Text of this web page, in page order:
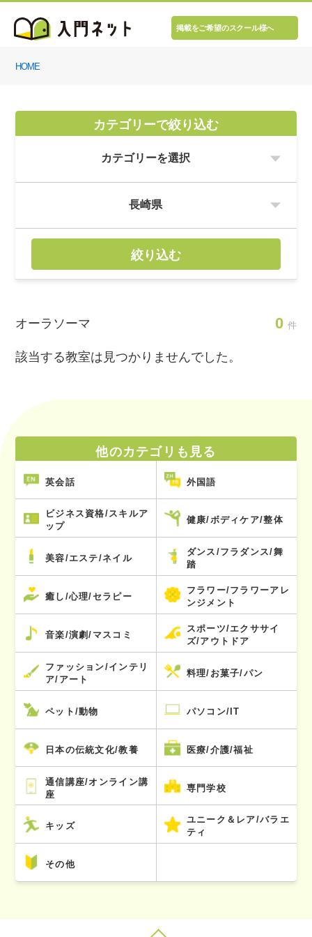
掲載をご希望のスクール様へ
HOME
カテゴリーで絞り込む
絞り込む
オーラソーマ 0 件
該当する教室は見つかりませんでした。
他のカテゴリも見る
英会話 外国語
ビジネス資格/スキルア
ップ
健康/ボディケア/整体
美容/エステ/ネイル
ダンス/フラダンス/舞
踏
癒し/心理/セラピー
フラワー/フラワーアレ
ンジメント
音楽/演劇/マスコミ
スポーツ/エクササイ
ズ/アウトドア
ファッション/インテリ
ア/アート
料理/お菓子/パン
ペット/動物 パソコン/IT
日本の伝統文化/教養 医療/介護/福祉
通信講座/オンライン講
座
専門学校
キッズ
ユニーク＆レア/バラエ
ティ
その他